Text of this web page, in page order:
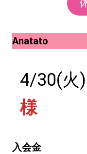
Anatato
4/30(火
様
入会金